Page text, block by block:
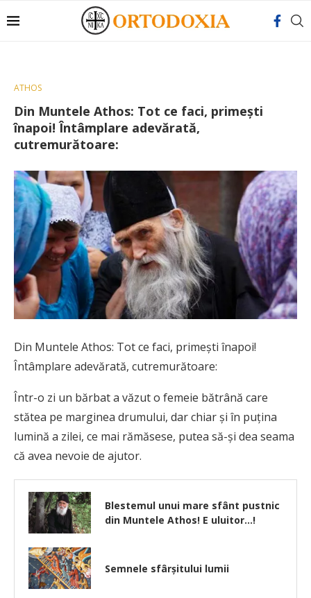
ATHOS
Din Muntele Athos: Tot ce faci, primești
înapoi! Întâmplare adevărată,
cutremurătoare:
Din Muntele Athos: Tot ce faci, primești înapoi!
Întâmplare adevărată, cutremurătoare:
Într-o zi un bărbat a văzut o femeie bătrână care
stătea pe marginea drumului, dar chiar și în puțina
lumină a zilei, ce mai rămăsese, putea să-și dea seama
că avea nevoie de ajutor.
Blestemul unui mare sfânt pustnic
din Muntele Athos! E uluitor…!
Semnele sfârșitului lumii